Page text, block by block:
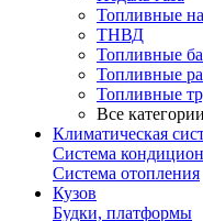
Топливные
ТНВД
Топливные
Топливные
Топливные
Все
Климатическая
Система
Система отопления
Кузов
Будки, платформы